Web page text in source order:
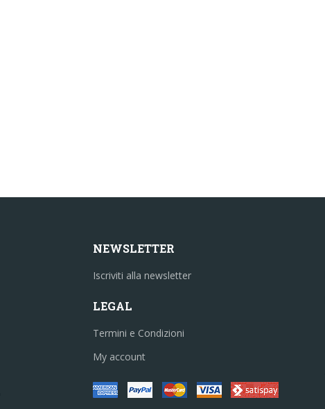
NEWSLETTER
Iscriviti alla newsletter
LEGAL
Termini e Condizioni
My account